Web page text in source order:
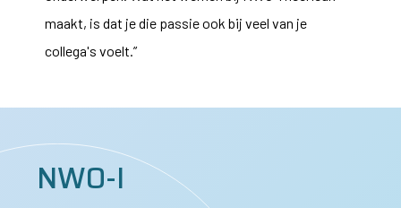
maakt, is dat je die passie ook bij veel van je
collega's voelt.”
NWO-I